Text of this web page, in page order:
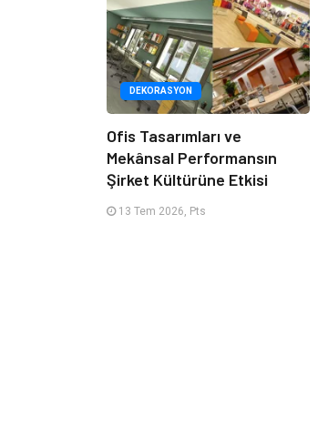
DEKORASYON
Ofis Tasarımları ve
Mekânsal Performansın
Şirket Kültürüne Etkisi
13 Tem 2026, Pts